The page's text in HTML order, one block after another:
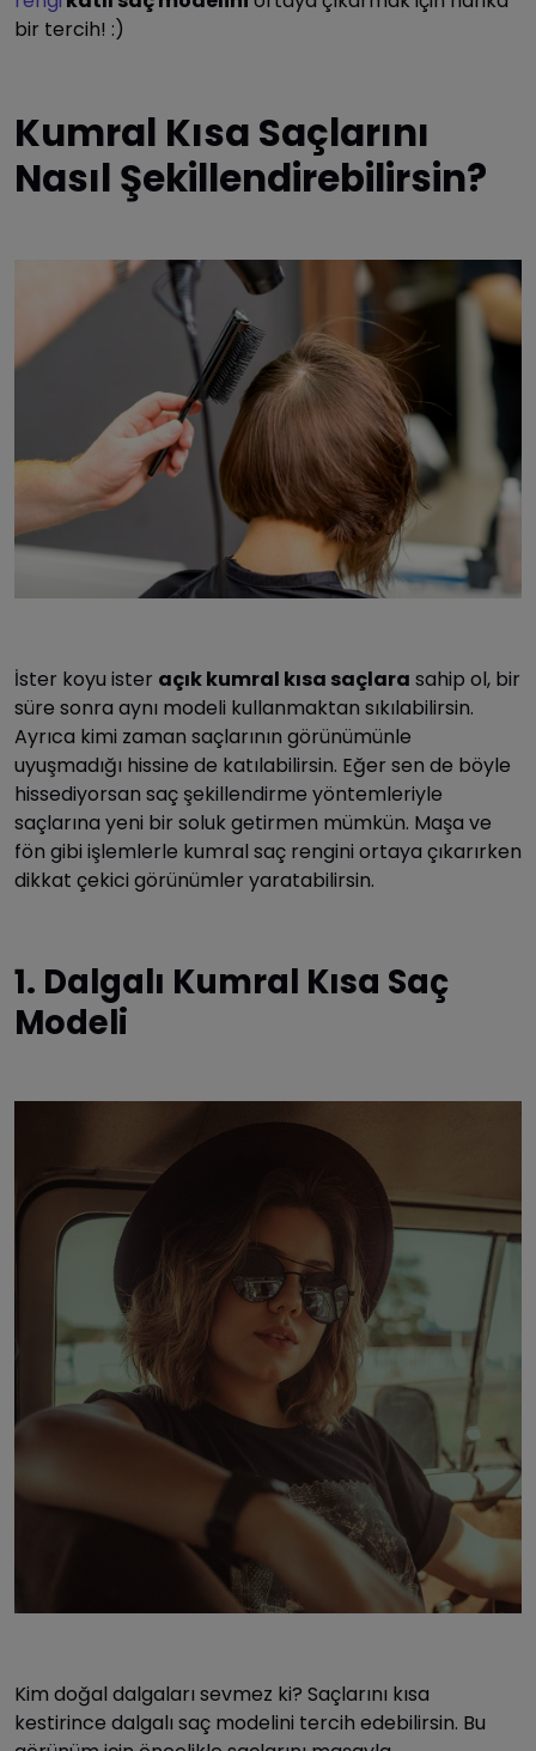
bir tercih! :)
Kumral Kısa Saçlarını
Nasıl Şekillendirebilirsin?
İster koyu ister açık kumral kısa saçlara sahip ol, bir
süre sonra aynı modeli kullanmaktan sıkılabilirsin.
Ayrıca kimi zaman saçlarının görünümünle
uyuşmadığı hissine de katılabilirsin. Eğer sen de böyle
hissediyorsan saç şekillendirme yöntemleriyle
saçlarına yeni bir soluk getirmen mümkün. Maşa ve
fön gibi işlemlerle kumral saç rengini ortaya çıkarırken
dikkat çekici görünümler yaratabilirsin.
1. Dalgalı Kumral Kısa Saç
Modeli
Kim doğal dalgaları sevmez ki? Saçlarını kısa
kestirince dalgalı saç modelini tercih edebilirsin. Bu